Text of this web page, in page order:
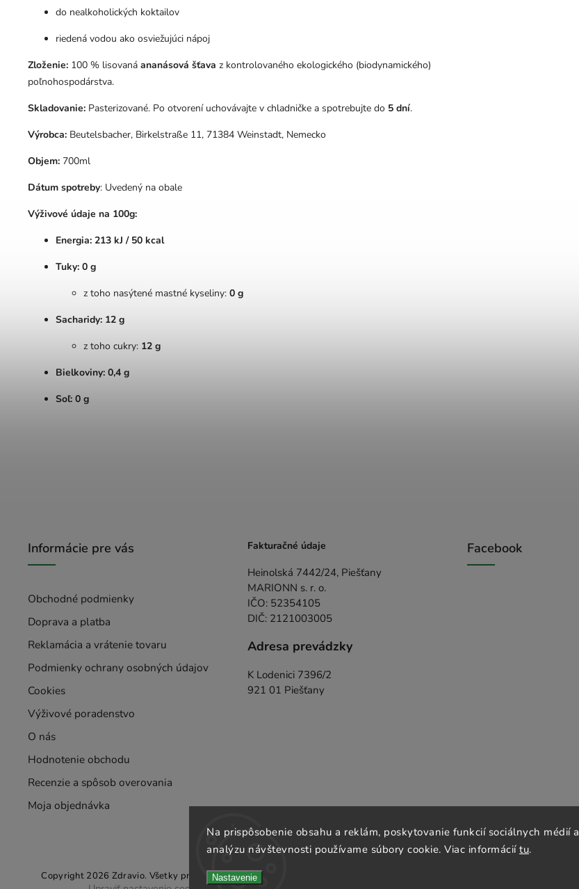
Na prispôsobenie obsahu a reklám, poskytovanie funkcií sociálnych médií a
analýzu návštevnosti používame súbory cookie. Viac informácií tu.
Nastavenie
do nealkoholických koktailov
riedená vodou ako osviežujúci nápoj
Zloženie: 100 % lisovaná ananásová šťava z kontrolovaného ekologického (biodynamického)
poľnohospodárstva.
Skladovanie: Pasterizované. Po otvorení uchovávajte v chladničke a spotrebujte do 5 dní.
Výrobca: Beutelsbacher, Birkelstraße 11, 71384 Weinstadt, Nemecko
Objem: 700ml
Dátum spotreby: Uvedený na obale
Výživové údaje na 100g:
Energia: 213 kJ / 50 kcal
Tuky: 0 g
z toho nasýtené mastné kyseliny: 0 g
Sacharidy: 12 g
z toho cukry: 12 g
Bielkoviny: 0,4 g
Soľ: 0 g
Informácie pre vás
Obchodné podmienky
Doprava a platba
Reklamácia a vrátenie tovaru
Podmienky ochrany osobných údajov
Cookies
Výživové poradenstvo
O nás
Hodnotenie obchodu
Recenzie a spôsob overovania
Moja objednávka
Fakturačné údaje
Heinolská 7442/24, Piešťany
MARIONN s. r. o.
IČO: 52354105
DIČ: 2121003005
Adresa prevádzky
K Lodenici 7396/2
921 01 Piešťany
Facebook
Copyright 2026 Zdravio. Všetky práva vyhradené.